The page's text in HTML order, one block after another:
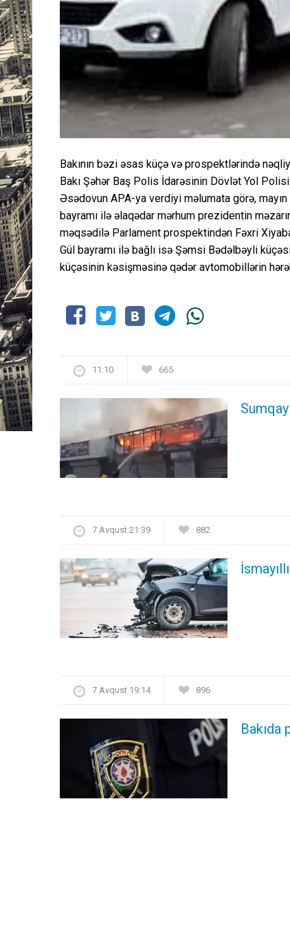
Bakının bəzi əsas küçə və prospektlərində
Bakı Şəhər Baş Polis İdarəsinin Dövlət Yol
Əsədovun APA-ya verdiyi məlumata görə,
bayramı ilə əlaqədar mərhum prezidentin
məqsədilə Parlament prospektindən Fəxri
Gül bayramı ilə bağlı isə Şəmsi Bədəlbəyli
küçəsinin kəsişməsinə qədər avtomobillərin
11:10 665
7 Avqust 21:39 882
7 Avqust 19:14 896
Bakıda